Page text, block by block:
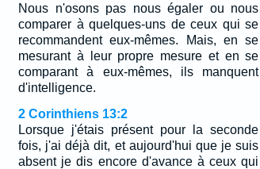
Nous n'osons pas nous égaler ou nous
comparer à quelques-uns de ceux qui se
recommandent eux-mêmes. Mais, en se
mesurant à leur propre mesure et en se
comparant à eux-mêmes, ils manquent
d'intelligence.
2 Corinthiens 13:2
Lorsque j'étais présent pour la seconde
fois, j'ai déjà dit, et aujourd'hui que je suis
absent je dis encore d'avance à ceux qui